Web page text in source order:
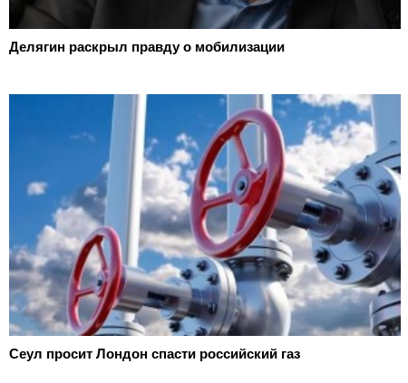
Делягин раскрыл правду о мобилизации
Сеул просит Лондон спасти российский газ